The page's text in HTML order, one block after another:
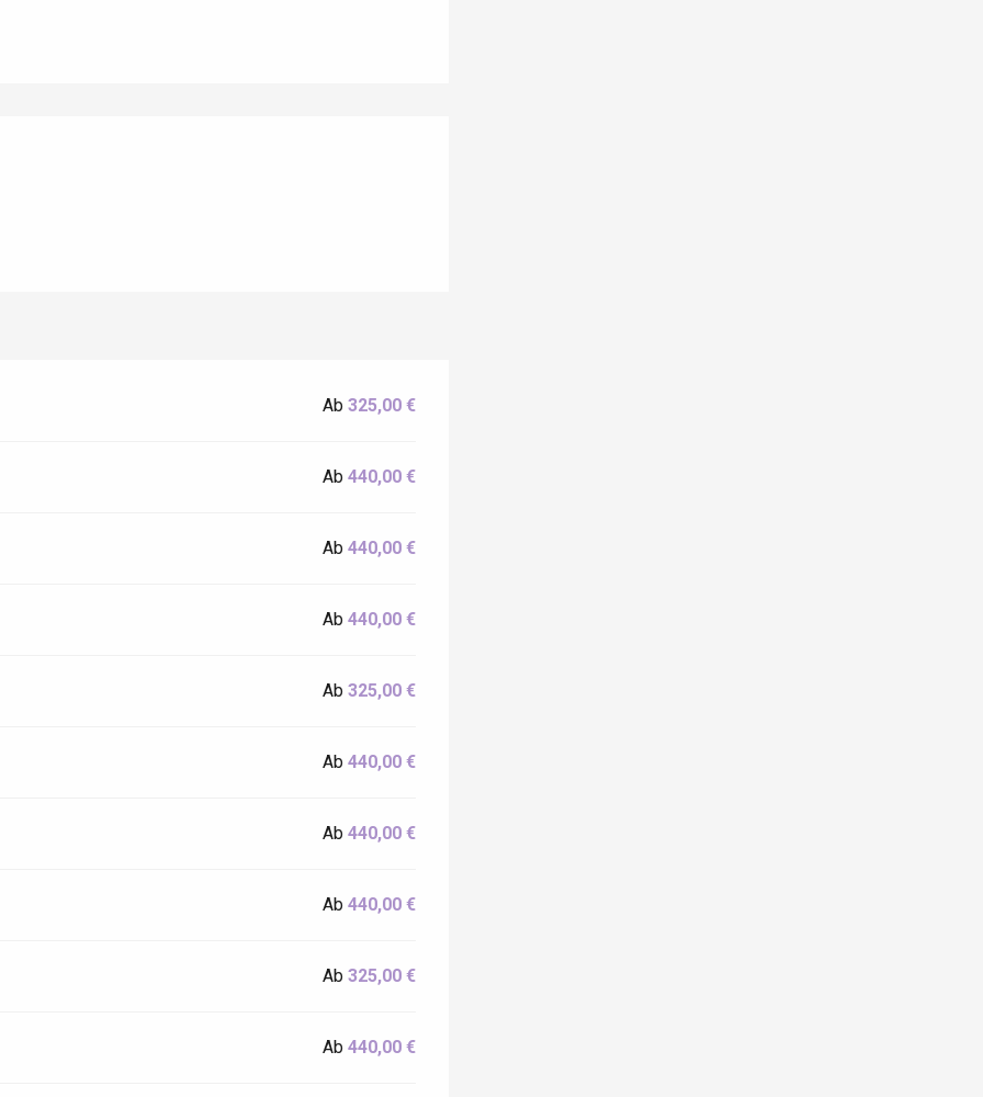
Ab325,00 €
Ab440,00 €
Ab440,00 €
Ab440,00 €
Ab325,00 €
Ab440,00 €
Ab440,00 €
Ab440,00 €
Ab325,00 €
Ab440,00 €